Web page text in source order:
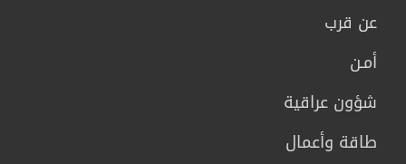
عن قرب
أمـن
شؤون عراقية
طاقة وأعمال